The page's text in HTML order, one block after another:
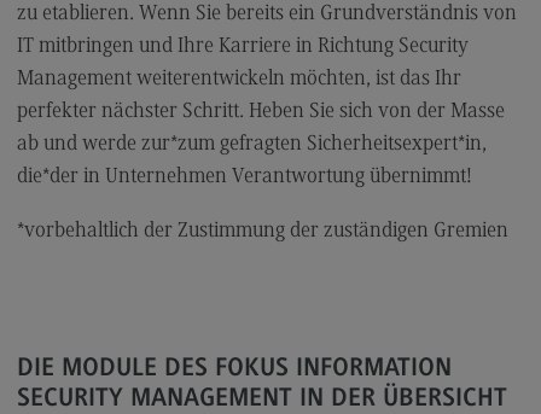
Berufsperspektiven
Kontakt
Digital Business Management
Digitalisierung in der Sozialen Arbeit
zu etablieren. Wenn Sie bereits ein Grundverständnis von
IT mitbringen und Ihre Karriere in Richtung Security
Management weiterentwickeln möchten, ist das Ihr
perfekter nächster Schritt. Heben Sie sich von der Masse
ab und werde zur*zum gefragten Sicherheitsexpert*in,
die*der in Unternehmen Verantwortung übernimmt!
*vorbehaltlich der Zustimmung der zuständigen Gremien
DIE MODULE DES FOKUS INFORMATION
SECURITY MANAGEMENT IN DER ÜBERSICHT